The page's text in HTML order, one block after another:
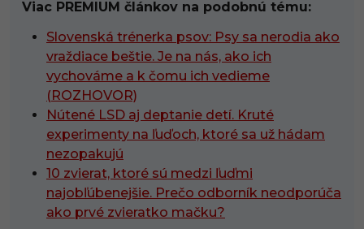
Viac PREMIUM článkov na podobnú tému:
Slovenská trénerka psov: Psy sa nerodia ako
vraždiace beštie. Je na nás, ako ich
vychováme a k čomu ich vedieme
(ROZHOVOR)
Nútené LSD aj deptanie detí. Kruté
experimenty na ľuďoch, ktoré sa už hádam
nezopakujú
10 zvierat, ktoré sú medzi ľuďmi
najobľúbenejšie. Prečo odborník neodporúča
ako prvé zvieratko mačku?